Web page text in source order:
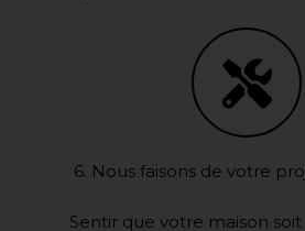
6. Nous faisons de votre
Sentir que votre maison